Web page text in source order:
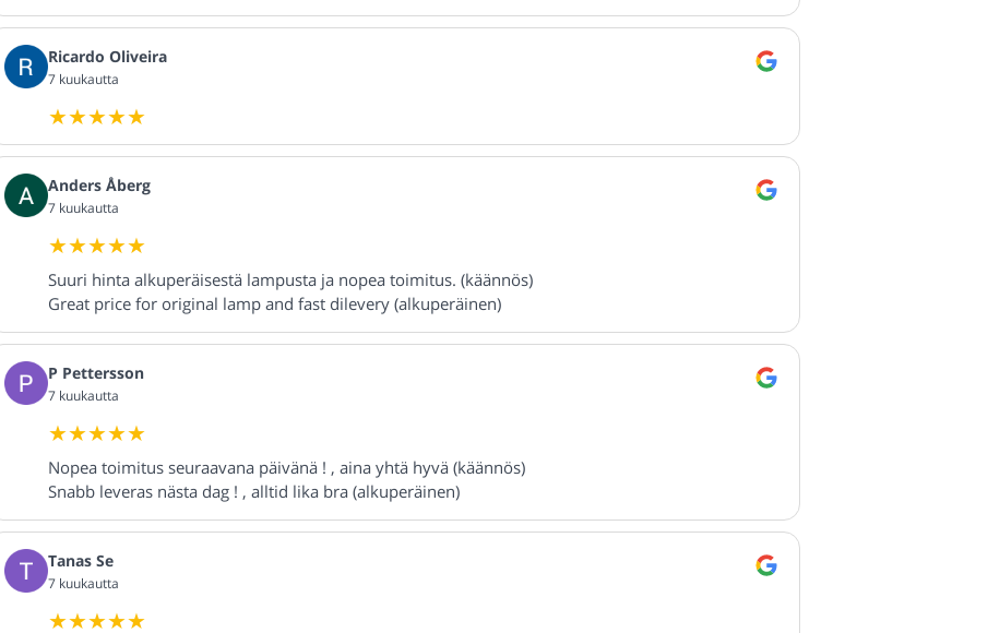
Ricardo Oliveira
7 kuukautta
Anders Åberg
7 kuukautta
Suuri hinta alkuperäisestä lampusta ja nopea toimitus. (käännös)
Great price for original lamp and fast dilevery (alkuperäinen)
P Pettersson
7 kuukautta
Nopea toimitus seuraavana päivänä ! , aina yhtä hyvä (käännös)
Snabb leveras nästa dag ! , alltid lika bra (alkuperäinen)
Tanas Se
7 kuukautta